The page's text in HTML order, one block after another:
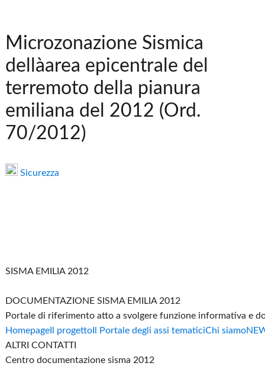
Microzonazione Sismica
dellàarea epicentrale del
terremoto della pianura
emiliana del 2012 (Ord.
70/2012)
Sicurezza
SISMA EMILIA 2012
DOCUMENTAZIONE SISMA EMILIA 2012
Portale di riferimento atto a svolgere funzione informativa e
HomepageIl progettoIl Portale degli assi tematiciChi siamo
ALTRI CONTATTI
Centro documentazione sisma 2012